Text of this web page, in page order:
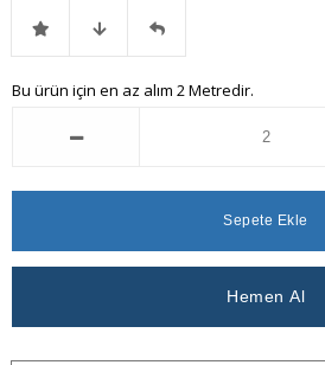
Telefonla
Sipariş
Favorilere
Ekle
İstek
Listeme
İndirimli Fiyat
Ver
Gelince
Bu ürün için en az alım 2 Metredir.